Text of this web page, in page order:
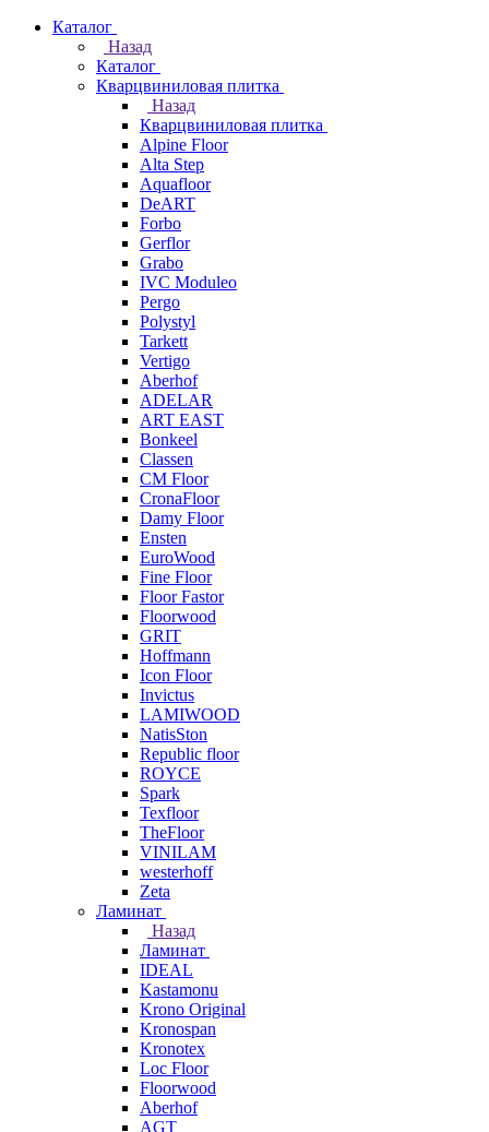
Каталог
Назад
Каталог
Кварцвиниловая плитка
Назад
Кварцвиниловая плитка
Alpine Floor
Alta Step
Aquafloor
DeART
Forbo
Gerflor
Grabo
IVC Moduleo
Pergo
Polystyl
Tarkett
Vertigo
Aberhof
ADELAR
ART EAST
Bonkeel
Classen
CM Floor
CronaFloor
Damy Floor
Ensten
EuroWood
Fine Floor
Floor Fastor
Floorwood
GRIT
Hoffmann
Icon Floor
Invictus
LAMIWOOD
NatisSton
Republic floor
ROYCE
Spark
Texfloor
TheFloor
VINILAM
westerhoff
Zeta
Ламинат
Назад
Ламинат
IDEAL
Kastamonu
Krono Original
Kronospan
Kronotex
Loc Floor
Floorwood
Aberhof
AGT